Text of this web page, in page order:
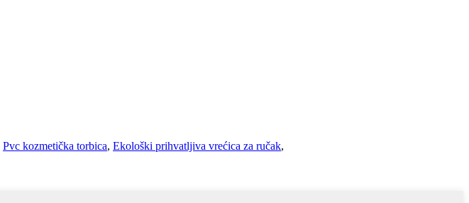
Pvc kozmetička torbica, Ekološki prihvatljiva vrećica za ručak,